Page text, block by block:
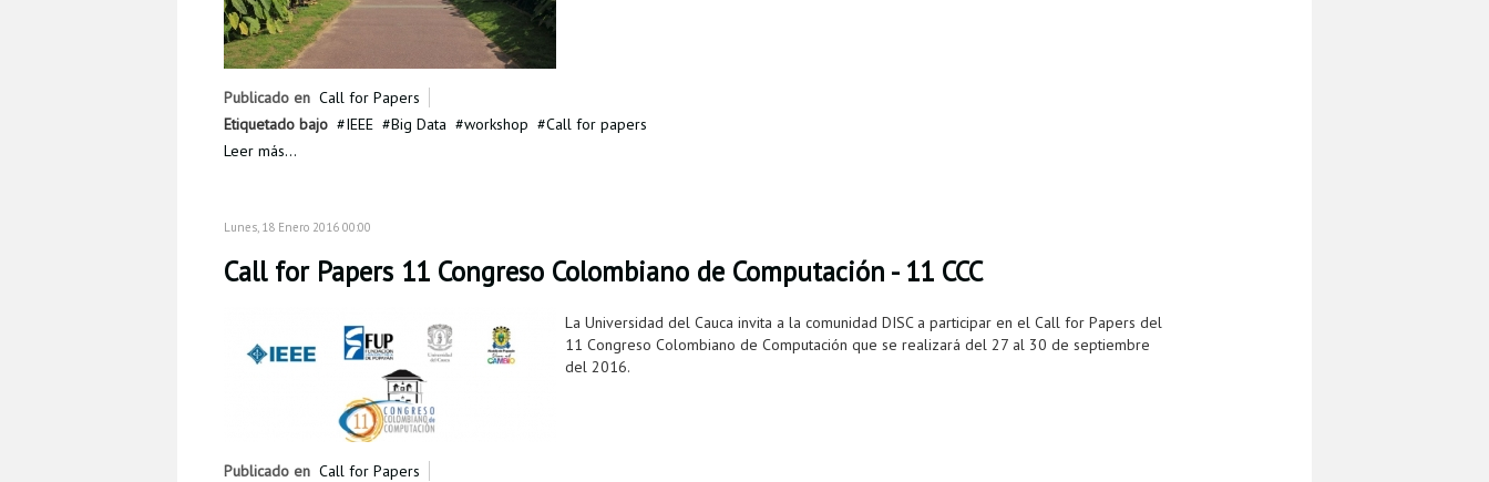
Publicado en Call for Papers
Etiquetado bajo
IEEE Big Data workshop
Call for papers
Leer más...
Lunes, 18 Enero 2016 00:00
Call for Papers 11 Congreso Colombiano de Computación - 11 CCC
La Universidad del Cauca invita a la comunidad DISC a participar en el Call for Papers del
11 Congreso Colombiano de Computación que se realizará del 27 al 30 de septiembre
del 2016.
Publicado en Call for Papers